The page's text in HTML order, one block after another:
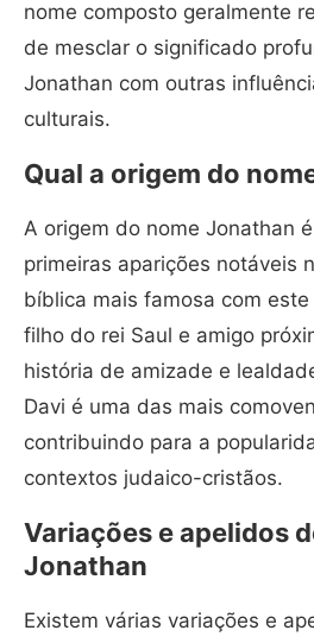
nome composto geralmente
de mesclar o significado
Jonathan com outras
culturais.
Qual a origem do
A origem do nome Jonathan
primeiras aparições notáveis
bíblica mais famosa com
filho do rei Saul e amigo
história de amizade e
Davi é uma das mais
contribuindo para a
contextos judaico-cristãos.
Variações e apelidos
Jonathan
Existem várias variações e